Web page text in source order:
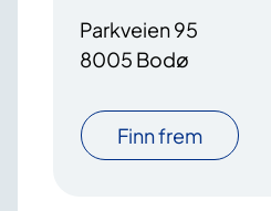
Parkveien 95
8005 Bodø
Finn frem